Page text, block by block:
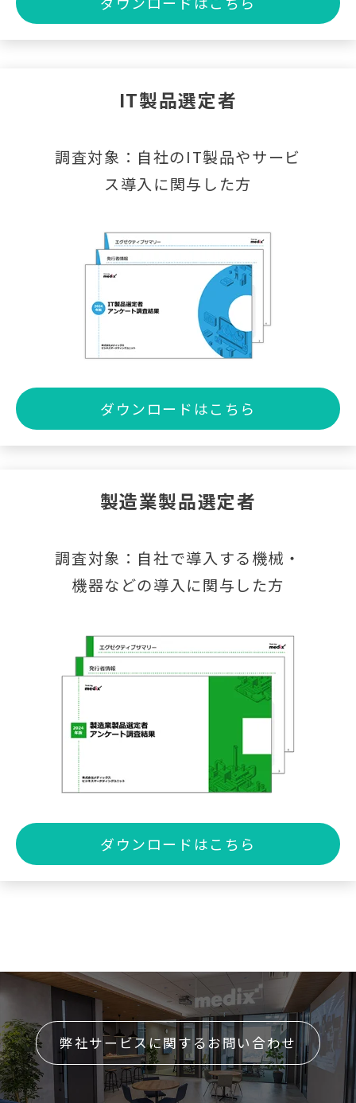
IT製品選定者
調査対象：自社のIT製品やサービ
ス導入に関与した方
ダウンロードはこちら
製造業製品選定者
調査対象：自社で導入する機械・
機器などの導入に関与した方
ダウンロードはこちら
弊社サービスに関するお問い合わせ